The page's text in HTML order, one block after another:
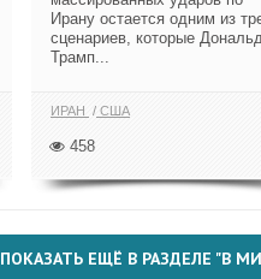
Ирану остается одним из
сценариев, которые
Трамп...
ИРАН США
458
ПОКАЗАТЬ ЕЩЁ В РАЗДЕЛЕ "В